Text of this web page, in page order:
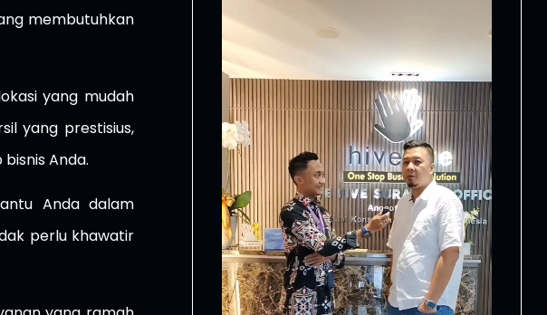
membutuhkan
yang mudah
yang prestisius,
Anda.
Anda dalam
perlu khawatir